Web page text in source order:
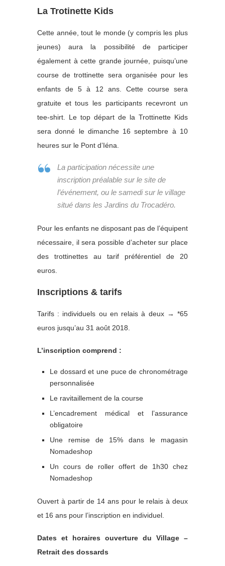
La Trotinette Kids
Cette année, tout le monde (y compris les plus
jeunes) aura la possibilité de participer
également à cette grande journée, puisqu’une
course de trottinette sera organisée pour les
enfants de 5 à 12 ans. Cette course sera
gratuite et tous les participants recevront un
tee-shirt. Le top départ de la Trottinette Kids
sera donné le dimanche 16 septembre à 10
heures sur le Pont d’Iéna.
La participation nécessite une
inscription préalable sur le site de
l’événement, ou le samedi sur le village
situé dans les Jardins du Trocadéro.
Pour les enfants ne disposant pas de l’équipent
nécessaire, il sera possible d’acheter sur place
des trottinettes au tarif préférentiel de 20
euros.
Inscriptions & tarifs
Tarifs : individuels ou en relais à deux → *65
euros jusqu’au 31 août 2018.
L’inscription comprend :
Le dossard et une puce de chronométrage
personnalisée
Le ravitaillement de la course
L’encadrement médical et l’assurance
obligatoire
Une remise de 15% dans le magasin
Nomadeshop
Un cours de roller offert de 1h30 chez
Nomadeshop
Ouvert à partir de 14 ans pour le relais à deux
et 16 ans pour l’inscription en individuel.
Dates et horaires ouverture du Village –
Retrait des dossards